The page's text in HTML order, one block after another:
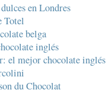
en Londres
Totel
belga
inglés
el mejor chocolate inglés
du Chocolat